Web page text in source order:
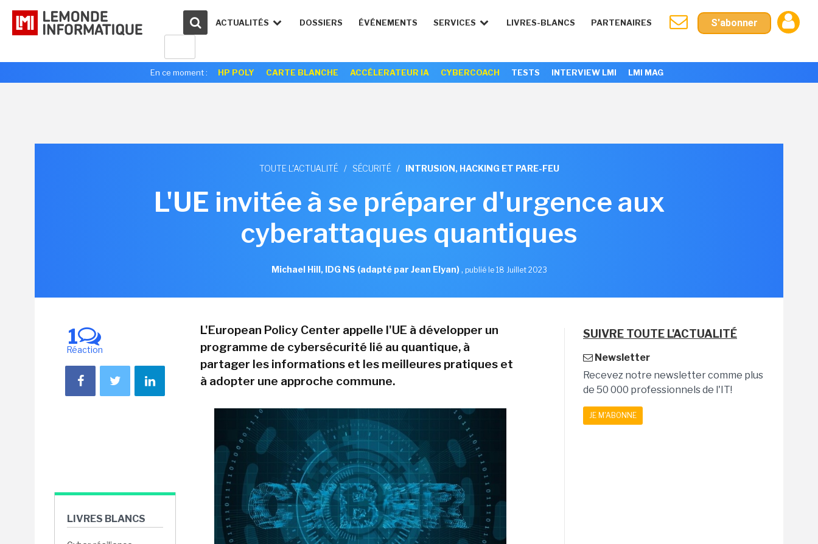
ACTUALITÉS DOSSIERS ÉVÉNEMENTS SERVICES LIVRES-BLANCS PARTENAIRES S'abonner
En ce moment : HP POLY CARTE BLANCHE ACCÉLERATEUR IA CYBERCOACH TESTS INTERVIEW LMI LMI MAG
TOUTE L'ACTUALITÉ / SÉCURITÉ / INTRUSION, HACKING ET PARE-FEU
L'UE invitée à se préparer d'urgence aux
cyberattaques quantiques
Michael Hill, IDG NS (adapté par Jean Elyan), publié le 18 Juillet 2023
1
Réaction
LIVRES BLANCS
L'European Policy Center appelle l'UE à développer un
programme de cybersécurité lié au quantique, à
partager les informations et les meilleures pratiques et
à adopter une approche commune.
SUIVRE TOUTE L'ACTUALITÉ
Newsletter
Recevez notre newsletter comme plus
de 50 000 professionnels de l'IT!
JE M'ABONNE